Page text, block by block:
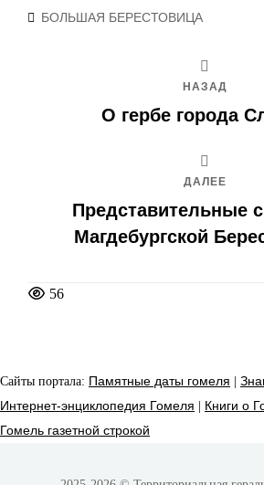
Метки
БОЛЬШАЯ БЕРЕСТОВИЦА
НАЗАД
О гербе города
ДАЛЕЕ
Представительные
Магдебургской
56
Сайты портала: Памятные даты гомеля |
Интернет-энциклопедия Гомеля | Книги о
Гомель газетной строкой